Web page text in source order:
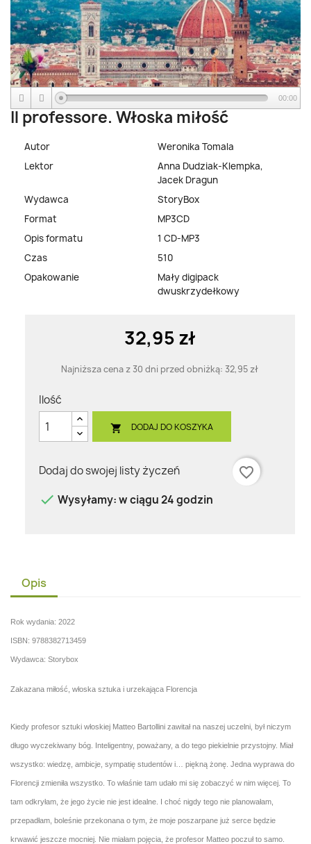
00:00
Il professore. Włoska miłość
Autor
Weronika Tomala
Lektor
Anna Dudziak-Klempka,
Jacek Dragun
Wydawca
StoryBox
Format
MP3CD
Opis formatu
1 CD-MP3
Czas
510
Opakowanie
Mały digipack
dwuskrzydełkowy
32,95 zł
Najniższa cena z 30 dni przed obniżką: 32,95 zł
Ilość
 DODAJ DO KOSZYKA
Dodaj do swojej listy życzeń
favorite_border
 Wysyłamy: w ciągu 24 godzin
Opis
Rok wydania: 2022
ISBN: 9788382713459
Wydawca: Storybox
Zakazana miłość, włoska sztuka i urzekająca Florencja
Kiedy profesor sztuki włoskiej Matteo Bartollini zawitał na naszej uczelni, był niczym
długo wyczekiwany bóg. Inteligentny, poważany, a do tego piekielnie przystojny. Miał
wszystko: wiedzę, ambicje, sympatię studentów i… piękną żonę. Jedna wyprawa do
Florencji zmieniła wszystko. To właśnie tam udało mi się zobaczyć w nim więcej. To
tam odkryłam, że jego życie nie jest idealne. I choć nigdy tego nie planowałam,
przepadłam, boleśnie przekonana o tym, że moje poszarpane już serce będzie
krwawić jeszcze mocniej. Nie miałam pojęcia, że profesor Matteo poczuł to samo.